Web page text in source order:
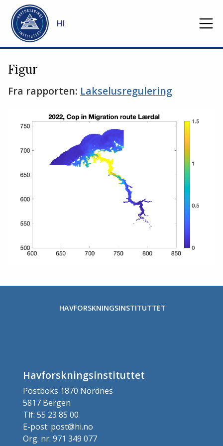
Gå til hovedinnhold
HI
Figur
Fra rapporten: Lakselusregulering
HAVFORSKNINGSINSTITUTTET
Havforskningsinstituttet
Postboks 1870 Nordnes
5817 Bergen
Tlf: 55 23 85 00
E-post: post@hi.no
Org. nr: 971 349 077